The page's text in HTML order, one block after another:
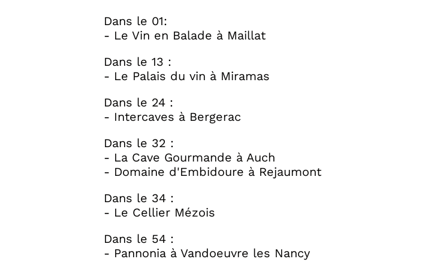
Dans le 01:
- Le Vin en Balade à Maillat
Dans le 13 :
- Le Palais du vin à Miramas
Dans le 24 :
- Intercaves à Bergerac
Dans le 32 :
- La Cave Gourmande à Auch
- Domaine d'Embidoure à Rejaumont
Dans le 34 :
- Le Cellier Mézois
Dans le 54 :
- Pannonia à Vandoeuvre les Nancy